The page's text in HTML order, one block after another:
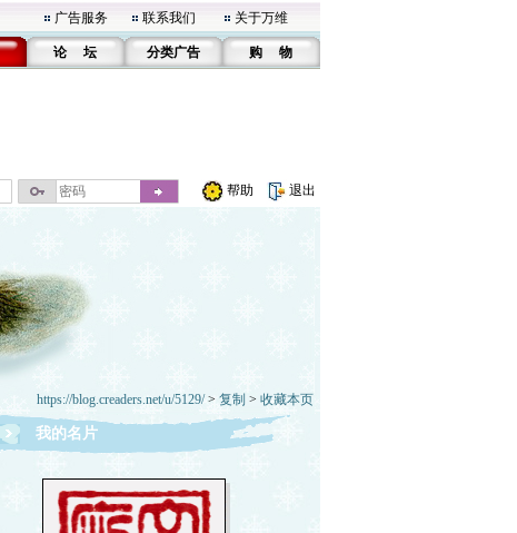
广告服务 联系我们 关于万维
论 坛 分类广告 购 物
帮助 退出
https://blog.creaders.net/u/5129/> 复制 > 收藏本页
我的名片